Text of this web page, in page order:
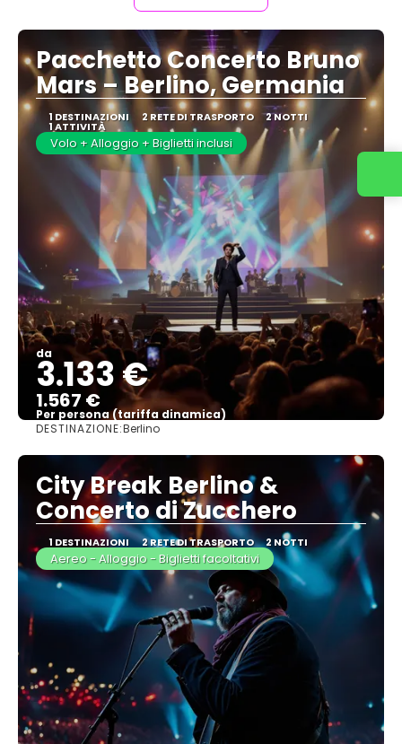
Pacchetto Concerto Bruno
Mars – Berlino, Germania
1 DESTINAZIONI 2 RETE DI TRASPORTO 2 NOTTI
1 ATTIVITÀ
Volo + Alloggio + Biglietti inclusi
da
3.133 €
1.567 €
Per persona (tariffa dinamica)
DESTINAZIONE:Berlino
City Break Berlino &
Concerto di Zucchero
1 DESTINAZIONI 2 RETE DI TRASPORTO 2 NOTTI
Aereo - Alloggio - Biglietti facoltativi